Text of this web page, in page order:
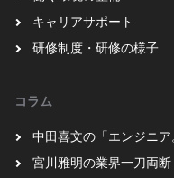
キャリアサポート
研修制度・研修の様子
コラム
中田喜文の「エンジニア
宮川雅明の業界一刀両断